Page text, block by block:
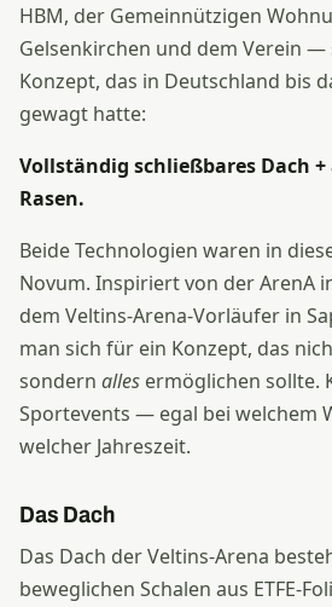
HBM, der Gemeinnützigen
Gelsenkirchen und dem Verein —
Konzept, das in Deutschland bis
gewagt hatte:
Vollständig schließbares Dach
Rasen.
Beide Technologien waren in
Novum. Inspiriert von der ArenA
dem Veltins-Arena-Vorläufer in
man sich für ein Konzept, das
sondern alles ermöglichen sollte.
Sportevents — egal bei welchem
welcher Jahreszeit.
Das Dach
Das Dach der Veltins-Arena
beweglichen Schalen aus ETFE-